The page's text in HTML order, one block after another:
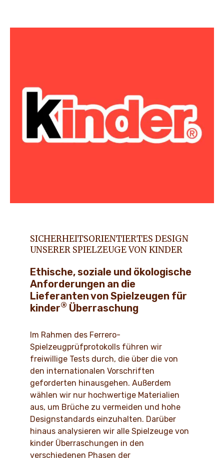
SICHERHEITSORIENTIERTES DESIGN
UNSERER SPIELZEUGE VON KINDER
Ethische, soziale und ökologische
Anforderungen an die
Lieferanten von Spielzeugen für
kinder® Überraschung
Im Rahmen des Ferrero-
Spielzeugprüfprotokolls führen wir
freiwillige Tests durch, die über die von
den internationalen Vorschriften
geforderten hinausgehen. Außerdem
wählen wir nur hochwertige Materialien
aus, um Brüche zu vermeiden und hohe
Designstandards einzuhalten. Darüber
hinaus analysieren wir alle Spielzeuge von
kinder Überraschungen in den
verschiedenen Phasen der